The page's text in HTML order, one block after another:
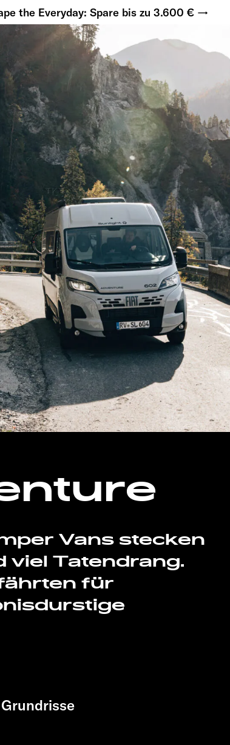
the Everyday: Spare bis zu 3.600 € →
Vans stecken
viel Tatendrang.
für
Grundrisse